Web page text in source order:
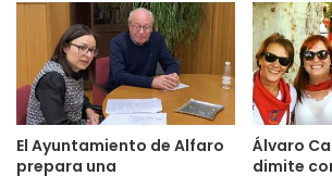
El Ayuntamiento de Alfaro
prepara una
Álvaro
dimite